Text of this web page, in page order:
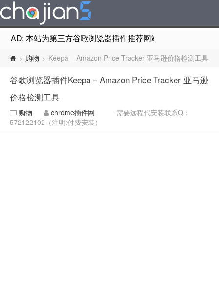
AD: 本站为第三方谷歌浏览器插件推荐网站，非Google
> 购物 > Keepa – Amazon Price Tracker 亚马逊价格检测工具
谷歌浏览器插件Keepa – Amazon Price Tracker 亚马逊
价格检测工具
购物 chrome插件网
需要远程代安装联系Q：
572122102（注明:付费安装）